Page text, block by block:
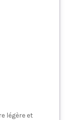
légère et